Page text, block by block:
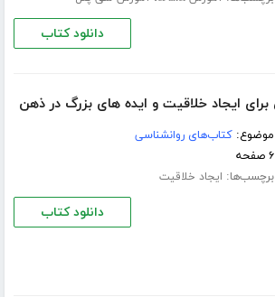
دانلود کتاب
موضوع:کتاب‌های روانشناسی
۶ صفحه
برچسب‌ها: ایجاد خلاقیت
دانلود کتاب